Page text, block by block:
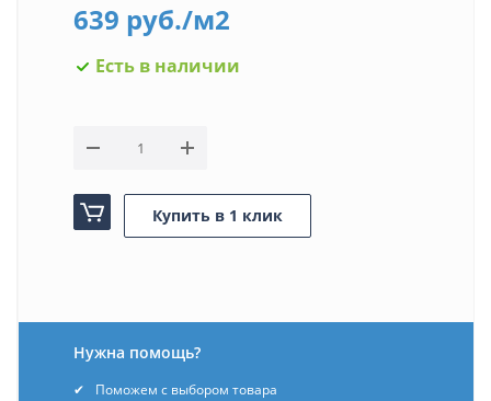
639 руб./м2
Есть в наличии
Купить в 1 клик
Нужна помощь?
Поможем с выбором товара